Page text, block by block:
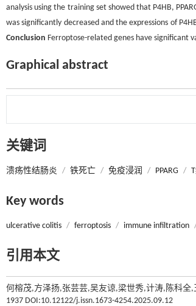
analysis using the training set showed that P4HB,
was significantly decreased and the expressions of
Conclusion Ferroptose-related genes have significant
Graphical abstract
关键词
溃疡性结肠炎 / 铁死亡 / 免疫浸润 / PPARG /
Key words
ulcerative colitis / ferroptosis / immune infiltration
引用本文
何榕茂,方泽扬,张芸芸,吴友谅,梁世秀,计涛,陈科全
1937 DOI:10.12122/j.issn.1673-4254.2025.09.12